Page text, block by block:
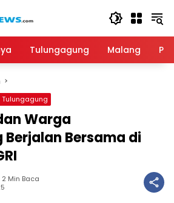
Tulungagung Malang
Tulungagung
Warga
Bersama di
2 Min Baca